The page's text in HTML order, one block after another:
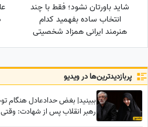
شاید باورتان نشود؛ فقط با چند
انتخاب ساده بفهمید کدام
هنرمند ایرانی همزاد شخصیتی
شماست! از شوخ‌طبعی نعیمه
شهاب حسینی؛ شما شبیه
کدام‌یک هستید؟
پربازدید‌ترین‌ها در ویدیو
ببینید| بغض حدادعادل هنگام
رهبر انقلاب پس از شهادت: